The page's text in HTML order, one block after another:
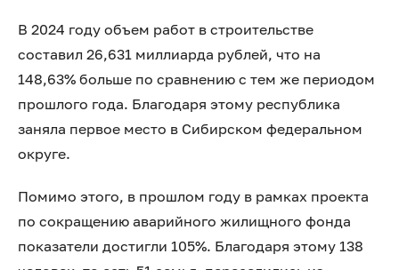
В 2024 году объем работ в строительстве
составил 26,631 миллиарда рублей, что на
148,63% больше по сравнению с тем же периодом
прошлого года. Благодаря этому республика
заняла первое место в Сибирском федеральном
округе.
Помимо этого, в прошлом году в рамках проекта
по сокращению аварийного жилищного фонда
показатели достигли 105%. Благодаря этому 138